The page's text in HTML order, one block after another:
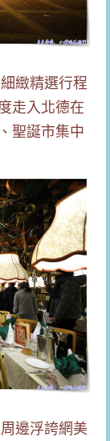
緻精選行程
走入北德在
聖誕市集中
邊浮誇網美